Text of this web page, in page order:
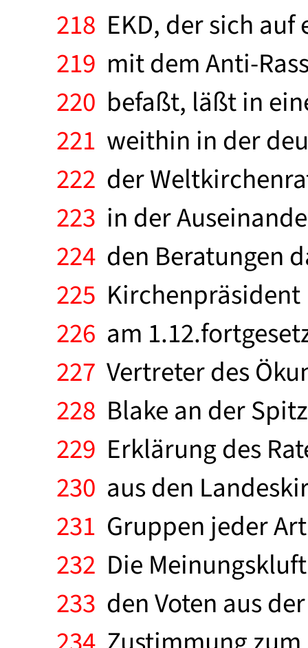
218 EKD, der sich
219 mit dem Anti-
220 befaßt, läßt in
221 weithin in der
222 der
223 in der
224 den Beratungen
225
226 am
227 Vertreter des
228 Blake an der
229 Erklärung des
230 aus den
231 Gruppen jeder
232 Die
233 den Voten aus